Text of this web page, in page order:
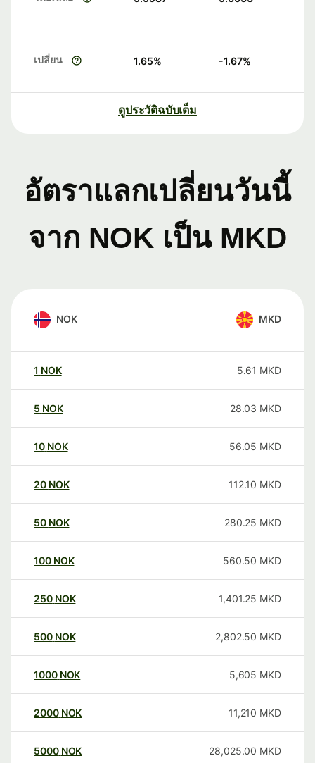
เปลี่ยน 1.65% -1.67%
ดูประวัติฉบับเต็ม
อัตราแลกเปลี่ยนวันนี้
จาก NOK เป็น MKD
NOK MKD
1 NOK 5.61 MKD
5 NOK 28.03 MKD
10 NOK 56.05 MKD
20 NOK 112.10 MKD
50 NOK 280.25 MKD
100 NOK 560.50 MKD
250 NOK 1,401.25 MKD
500 NOK 2,802.50 MKD
1000 NOK 5,605 MKD
2000 NOK 11,210 MKD
5000 NOK 28,025.00 MKD